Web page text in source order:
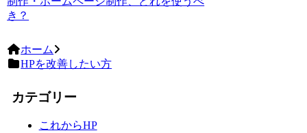
き？
ホーム
HPを改善したい方
カテゴリー
これからHP